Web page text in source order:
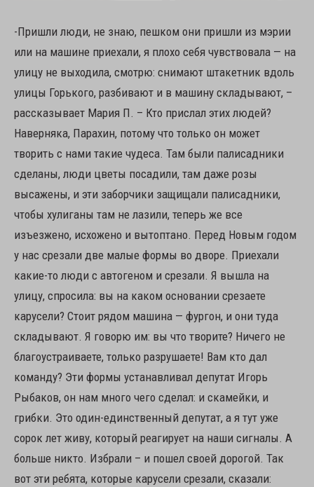
-Пришли люди, не знаю, пешком они пришли из мэрии
или на машине приехали, я плохо себя чувствовала — на
улицу не выходила, смотрю: снимают штакетник вдоль
улицы Горького, разбивают и в машину складывают, –
рассказывает Мария П. – Кто прислал этих людей?
Наверняка, Парахин, потому что только он может
творить с нами такие чудеса. Там были палисадники
сделаны, люди цветы посадили, там даже розы
высажены, и эти заборчики защищали палисадники,
чтобы хулиганы там не лазили, теперь же все
изъезжено, исхожено и вытоптано. Перед Новым годом
у нас срезали две малые формы во дворе. Приехали
какие-то люди с автогеном и срезали. Я вышла на
улицу, спросила: вы на каком основании срезаете
карусели? Стоит рядом машина — фургон, и они туда
складывают. Я говорю им: вы что творите? Ничего не
благоустраиваете, только разрушаете! Вам кто дал
команду? Эти формы устанавливал депутат Игорь
Рыбаков, он нам много чего сделал: и скамейки, и
грибки. Это один-единственный депутат, а я тут уже
сорок лет живу, который реагирует на наши сигналы. А
больше никто. Избрали – и пошел своей дорогой. Так
вот эти ребята, которые карусели срезали, сказали: